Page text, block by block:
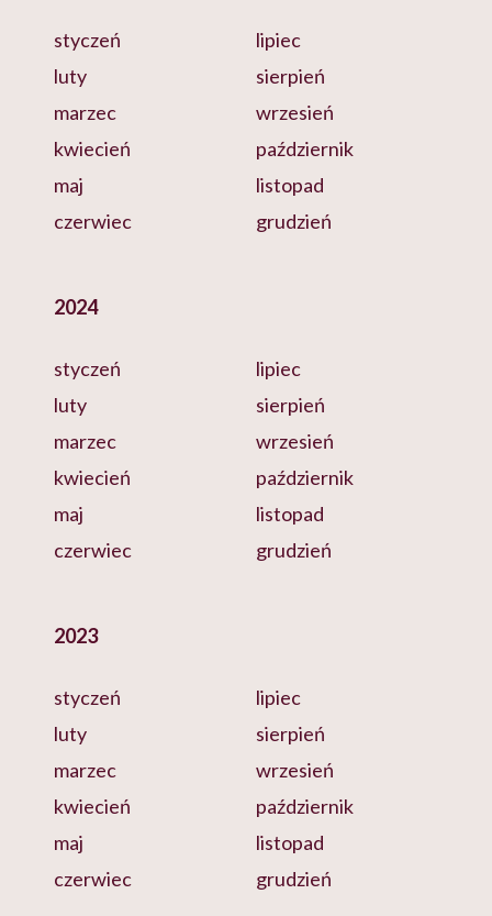
styczeń
luty
marzec
kwiecień
maj
czerwiec
lipiec
sierpień
wrzesień
październik
listopad
grudzień
2024
styczeń
luty
marzec
kwiecień
maj
czerwiec
lipiec
sierpień
wrzesień
październik
listopad
grudzień
2023
styczeń
luty
marzec
kwiecień
maj
czerwiec
lipiec
sierpień
wrzesień
październik
listopad
grudzień